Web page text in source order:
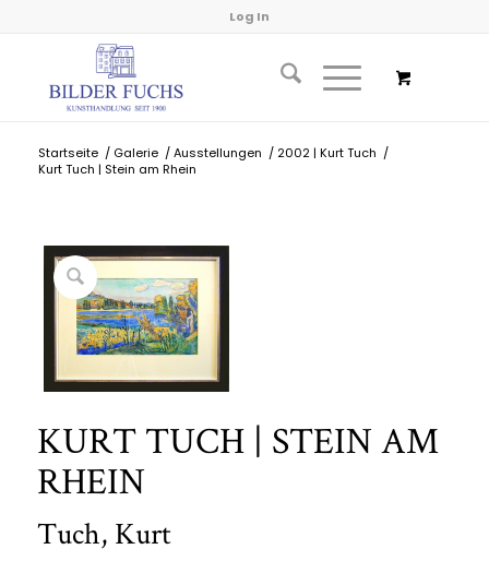
Log In
Startseite / Galerie / Ausstellungen / 2002 | Kurt Tuch /
Kurt Tuch | Stein am Rhein
KURT TUCH | STEIN AM
RHEIN
Tuch, Kurt